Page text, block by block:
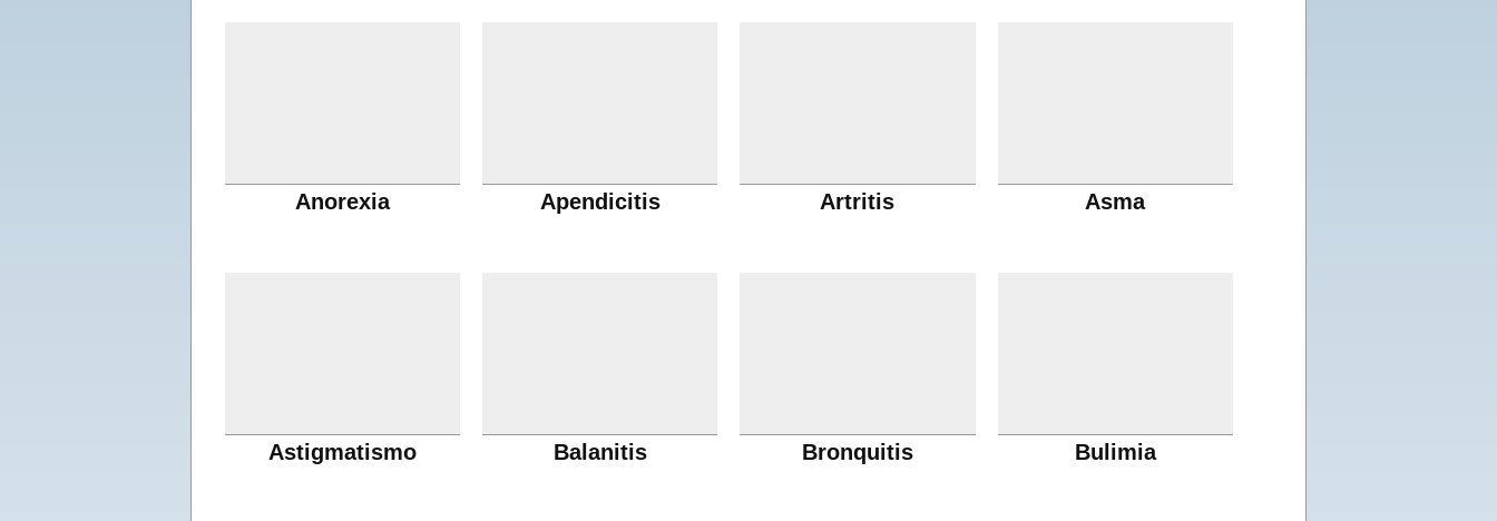
Anorexia Apendicitis Artritis Asma
Astigmatismo Balanitis Bronquitis Bulimia